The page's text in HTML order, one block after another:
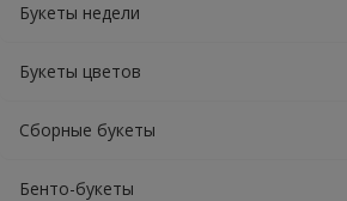
Букеты недели
Букеты цветов
Сборные букеты
Бенто-букеты